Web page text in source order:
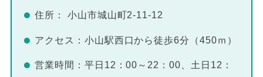
住所： 小山市城山町2-11-12
アクセス：小山駅西口から徒歩6分（450ｍ）
営業時間：平日12：00～22：00、土日12：